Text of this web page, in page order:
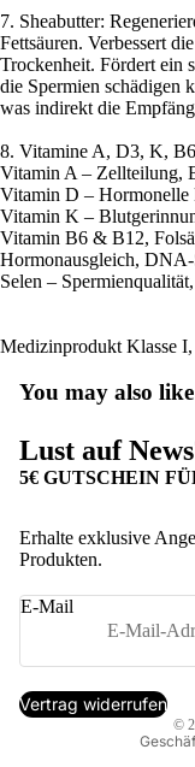
7. Sheabutter:
Fettsäuren. Verbessert
Trockenheit. Fördert ein
die Spermien schädigen
was indirekt die
8. Vitamine A, D3, K,
Vitamin A – Zellteilung,
Vitamin D – Hormonelle
Vitamin K –
Vitamin B6 & B12,
Hormonausgleich, DNA-
Selen –
Medizinprodukt Klasse
You may also like
Lust auf
5€ GUTSCHEIN
Erhalte exklusive
Produkten.
E-Mail
Vertrag widerrufen
©
Datenschutzerklärung
Widerrufsrecht
Kontaktinformationen
Impressum
AGB